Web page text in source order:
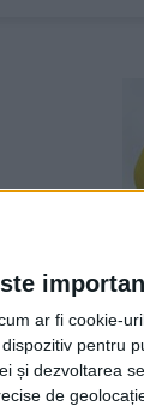
ar fi cookie-
pentru
și dezvoltarea
de